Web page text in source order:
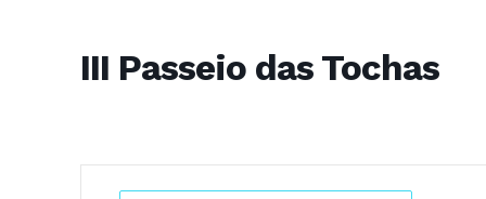
III Passeio das Tochas